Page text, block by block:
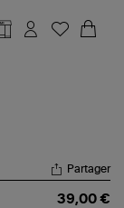
Partager
39,00 €